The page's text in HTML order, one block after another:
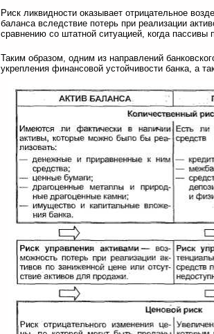
Риск ликвидности оказывает отрицательное
баланса вследствие потерь при реализации
сравнению со штатной ситуацией, когда
Таким образом, одним из направлений
укрепления финансовой устойчивости банка, а